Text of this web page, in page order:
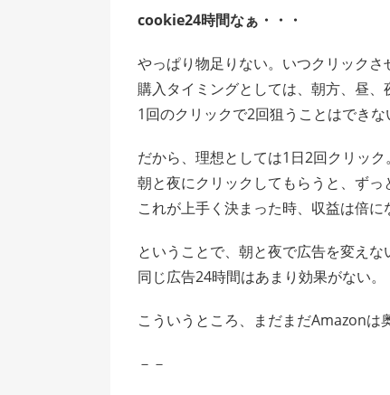
cookie24時間なぁ・・・
やっぱり物足りない。いつクリックさ
購入タイミングとしては、朝方、昼、
1回のクリックで2回狙うことはできな
だから、理想としては1日2回クリック。
朝と夜にクリックしてもらうと、ずっ
これが上手く決まった時、収益は倍に
ということで、朝と夜で広告を変えな
同じ広告24時間はあまり効果がない。
こういうところ、まだまだAmazonは
－－